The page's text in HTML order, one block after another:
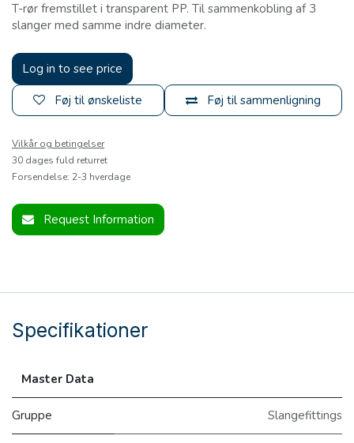
T-rør fremstillet i transparent PP. Til sammenkobling af 3
slanger med samme indre diameter.
Log in to see price
Føj til sammenligning
Føj til ønskeliste
Vilkår og betingelser
30 dages fuld returret
Forsendelse: 2-3 hverdage
Request Information
Specifikationer
Master Data
Gruppe Slangefittings